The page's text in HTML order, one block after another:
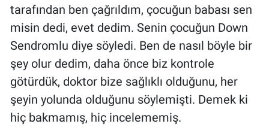
tarafından ben çağrıldım, çocuğun babası sen
misin dedi, evet dedim. Senin çocuğun Down
Sendromlu diye söyledi. Ben de nasıl böyle bir
şey olur dedim, daha önce biz kontrole
götürdük, doktor bize sağlıklı olduğunu, her
şeyin yolunda olduğunu söylemişti. Demek ki
hiç bakmamış, hiç incelememiş.